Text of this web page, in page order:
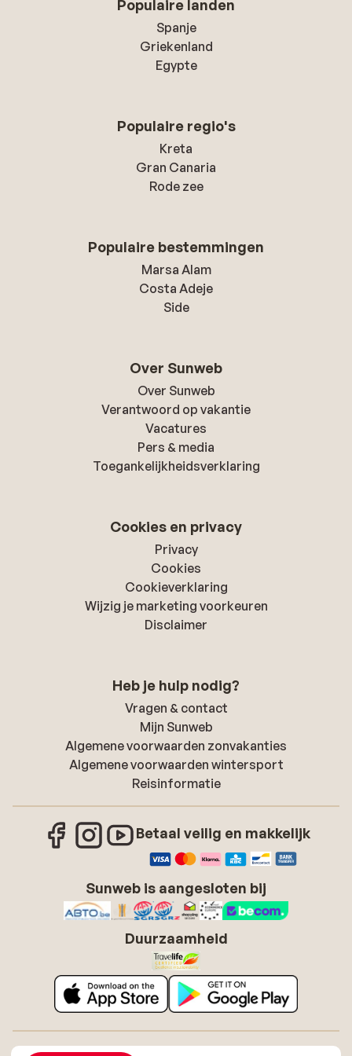
niks van: je kan dagelijks kiezen tussen
tientallen bakken/schallen met eten.
Anderzijds snap ik het wel: de kwaliteit is
toch bij veel gerechten onder basis-niveau.
piepen:-) Maar feit blijft wel dat er voor
iedereen wat lekkers te eten valt, juist
vanwege het gevarieerde aanbod! En oh ja
5: dit zou in de loop der tijd natuurlijk
verschillende Twisters), Magnum enzo, en
mixje cocktail van a-merk sterke drank
zoals havanna club voor Rum. Scheelt weer
in de mate van koppijn;-).
Populaire landen
Spanje
Griekenland
Egypte
Populaire regio's
Kreta
Gran Canaria
Rode zee
Populaire bestemmingen
Marsa Alam
Costa Adeje
Side
Over Sunweb
Over Sunweb
Verantwoord op vakantie
Vacatures
Pers & media
Toegankelijkheidsverklaring
Cookies en privacy
Privacy
Cookies
Cookieverklaring
Wijzig je marketing voorkeuren
Disclaimer
Heb je hulp nodig?
Vragen & contact
Mijn Sunweb
Algemene voorwaarden zonvakanties
Algemene voorwaarden wintersport
Reisinformatie
Betaal veilig en makkelijk
Sunweb is aangesloten bij
Duurzaamheid
Over Sunweb